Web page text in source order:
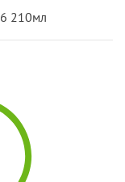
210мл